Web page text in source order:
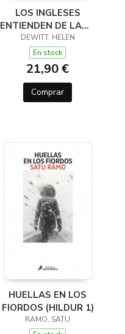
LOS INGLESES
ENTIENDEN DE LANA
(Y OTROS TRUCOS)
DEWITT, HELEN
En stock
21,90 €
Comprar
HUELLAS EN LOS
FIORDOS (HILDUR 1)
RAMO, SATU